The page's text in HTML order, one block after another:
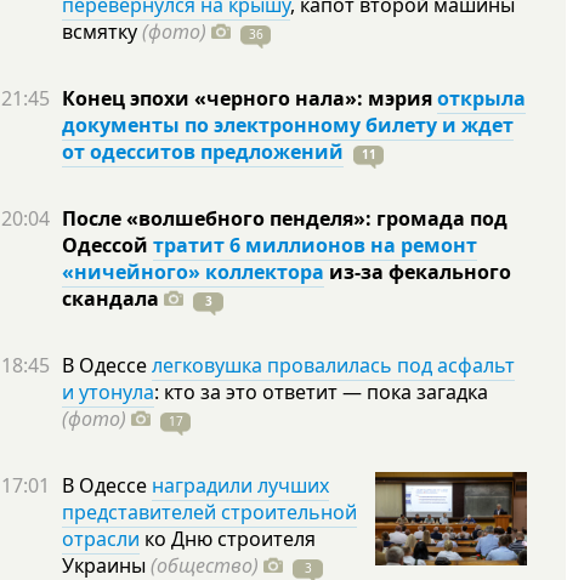
всмятку(фото) 36
21:45 Конец эпохи «черного нала»: мэрияоткрыла
документы по электронному билету и ждет
от одесситов предложений
11
20:04 После «волшебного пенделя»: громада под
Одессой тратит 6 миллионов на ремонт
«ничейного» коллектора из-за фекального
скандала
3
18:45 В Одесселегковушка провалилась под асфальт
и утонула: кто за это ответит — пока загадка
(фото)
17
17:01 В Одессе наградили лучших
представителей строительной
отрасли ко Дню строителя
Украины (общество) 3